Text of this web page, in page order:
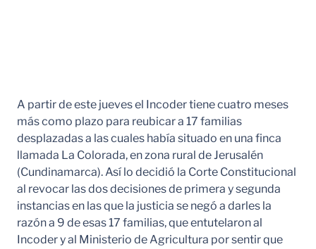
A partir de este jueves el Incoder tiene cuatro meses
más como plazo para reubicar a 17 familias
desplazadas a las cuales había situado en una finca
llamada La Colorada, en zona rural de Jerusalén
(Cundinamarca). Así lo decidió la Corte Constitucional
al revocar las dos decisiones de primera y segunda
instancias en las que la justicia se negó a darles la
razón a 9 de esas 17 familias, que entutelaron al
Incoder y al Ministerio de Agricultura por sentir que